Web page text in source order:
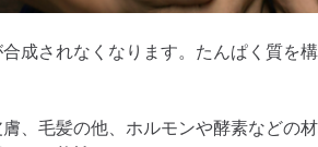
成されなくなります。たんぱく質を
、毛髪の他、ホルモンや酵素などの